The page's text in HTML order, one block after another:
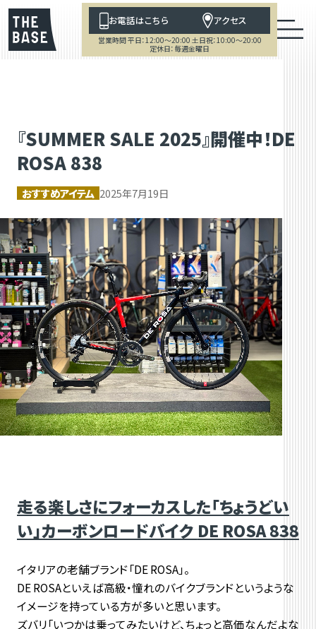
お電話はこちら アクセス
営業時間 平日：12:00～20:00 土日祝：10:00～20:00
定休日：毎週金曜日
『SUMMER SALE 2025』開催中！DE
ROSA 838
おすすめアイテム 2025年7月19日
走る楽しさにフォーカスした「ちょうどい
い」カーボンロードバイク DE ROSA 838
イタリアの老舗ブランド「DE ROSA」。
DE ROSAといえば高級・憧れのバイクブランドというような
イメージを持っている方が多いと思います。
ズバリ「いつかは乗ってみたいけど、ちょっと高価なんだよな